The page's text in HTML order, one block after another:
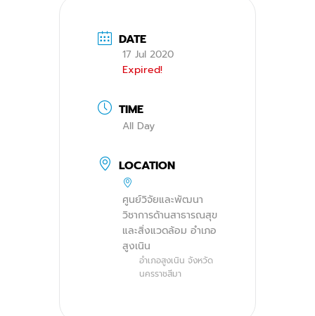
DATE
17 Jul 2020
Expired!
TIME
All Day
LOCATION
ศูนย์วิจัยและพัฒนา
วิชาการด้านสาธารณสุข
และสิ่งแวดล้อม อำเภอ
สูงเนิน
อำเภอสูงเนิน จังหวัด
นครราชสีมา